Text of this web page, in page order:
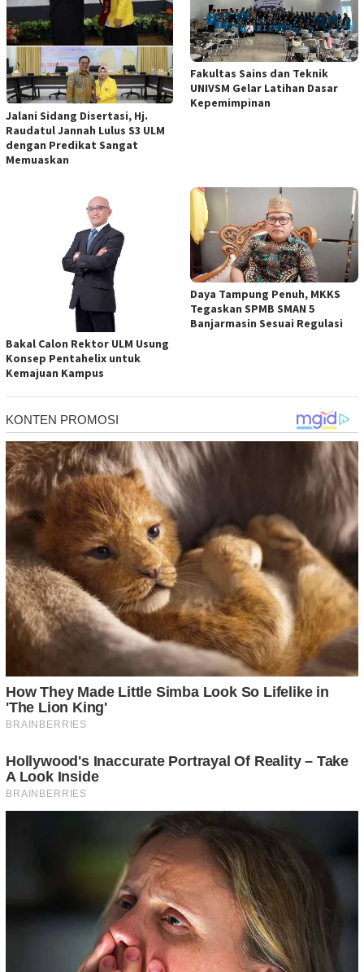
Jalani Sidang Disertasi, Hj.
Raudatul Jannah Lulus S3 ULM
dengan Predikat Sangat
Memuaskan
Fakultas Sains dan Teknik
UNIVSM Gelar Latihan Dasar
Kepemimpinan
Bakal Calon Rektor ULM Usung
Konsep Pentahelix untuk
Kemajuan Kampus
Daya Tampung Penuh, MKKS
Tegaskan SPMB SMAN 5
Banjarmasin Sesuai Regulasi